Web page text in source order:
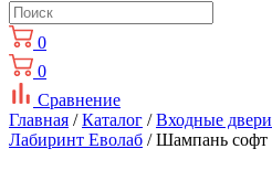
0
0
Сравнение
Главная /Каталог /Входные двери
Лабиринт Еволаб / Шампань софт